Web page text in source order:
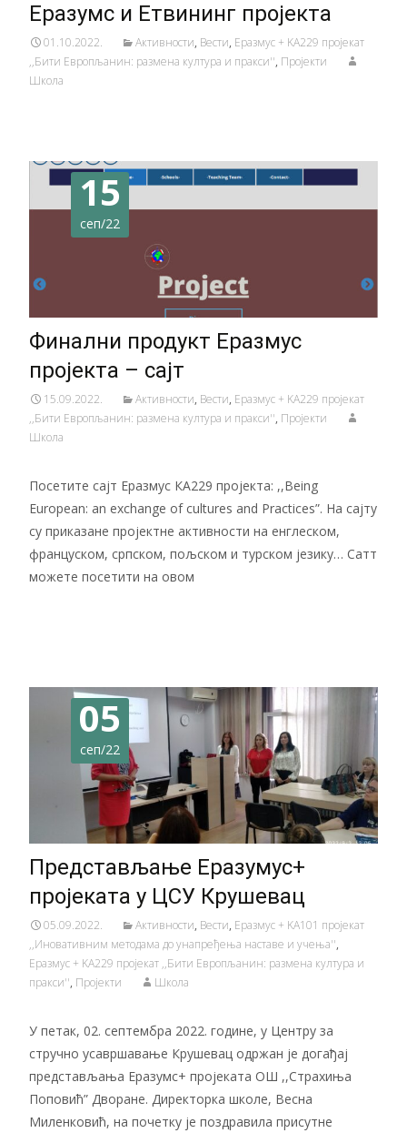
Еразумс и Етвининг пројекта
01.10.2022. Активности, Вести, Еразмус + KA229 пројекат
,,Бити Европљанин: размена култура и пракси'', Пројекти
Школа
15
сеп/22
Финални продукт Еразмус
пројекта – сајт
15.09.2022. Активности, Вести, Еразмус + KA229 пројекат
,,Бити Европљанин: размена култура и пракси'', Пројекти
Школа
Посетите сајт Еразмус КА229 пројекта: ,,Being
European: an exchange of cultures and Practices”. На сајту
су приказане пројектне активности на енглеском,
француском, српском, пољском и турском језику… Сатт
можете посетити на овом
05
сеп/22
Представљање Еразумус+
пројеката у ЦСУ Крушевац
05.09.2022. Активности, Вести, Еразмус + KA101 пројекат
,,Иновативним методама до унапређења наставе и учења'',
Еразмус + KA229 пројекат ,,Бити Европљанин: размена култура и
пракси'', Пројекти Школа
У петак, 02. септембра 2022. године, у Центру за
стручно усавршавање Крушевац одржан је догађај
представљања Еразумс+ пројеката ОШ ,,Страхиња
Поповић” Дворане. Директорка школе, Весна
Миленковић, на почетку је поздравила присутне